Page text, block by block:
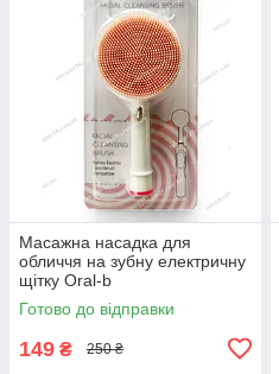
Масажна насадка для
обличчя на зубну електричну
щітку Oral-b
Готово до відправки
149 ₴ 250 ₴